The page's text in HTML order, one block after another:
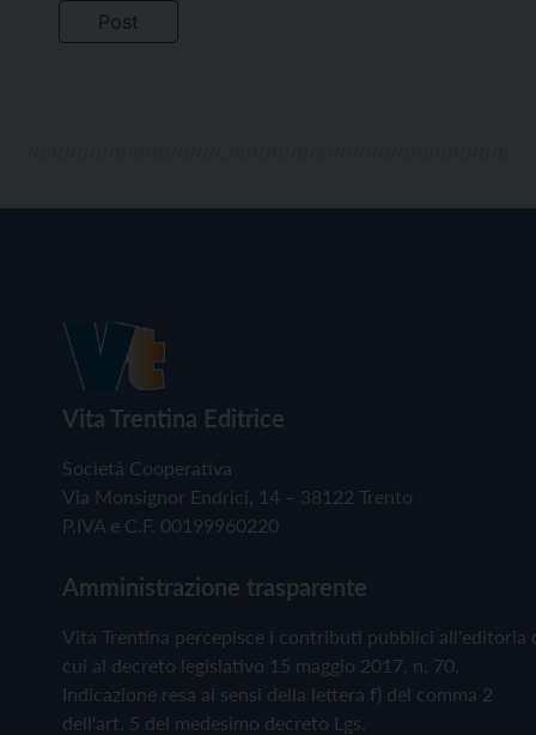
Vita Trentina Editrice
Società Cooperativa
Via Monsignor Endrici, 14 – 38122 Trento
P.IVA e C.F. 00199960220
Amministrazione trasparente
Vita Trentina percepisce i contributi pubblici all'editoria
cui al decreto legislativo 15 maggio 2017, n. 70.
Indicazione resa ai sensi della lettera f) del comma 2
dell'art. 5 del medesimo decreto Lgs.